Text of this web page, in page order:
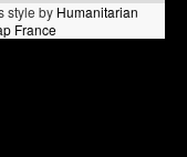
style by Humanitarian
France